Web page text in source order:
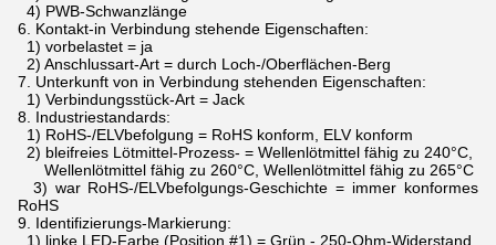
4) PWB-Schwanzlänge
6. Kontakt-in Verbindung stehende Eigenschaften:
1) vorbelastet = ja
2) Anschlussart-Art = durch Loch-/Oberflächen-Berg
7. Unterkunft von in Verbindung stehenden Eigenschaften:
1) Verbindungsstück-Art = Jack
8. Industriestandards:
1) RoHS-/ELVbefolgung = RoHS konform, ELV konform
2) bleifreies Lötmittel-Prozess- = Wellenlötmittel fähig zu 240°C,
Wellenlötmittel fähig zu 260°C, Wellenlötmittel fähig zu 265°C
3) war RoHS-/ELVbefolgungs-Geschichte = immer konformes
RoHS
9. Identifizierungs-Markierung:
1) linke LED-Farbe (Position #1) = Grün - 250-Ohm-Widerstand